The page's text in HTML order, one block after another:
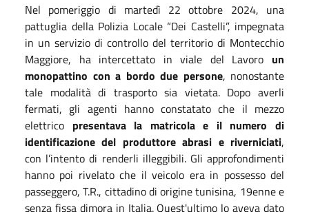
Nel pomeriggio di martedì 22 ottobre 2024, una
pattuglia della Polizia Locale “Dei Castelli”, impegnata
in un servizio di controllo del territorio di Montecchio
Maggiore, ha intercettato in viale del Lavoro un
monopattino con a bordo due persone, nonostante
tale modalità di trasporto sia vietata. Dopo averli
fermati, gli agenti hanno constatato che il mezzo
elettrico presentava la matricola e il numero di
identificazione del produttore abrasi e riverniciati,
con l’intento di renderli illeggibili. Gli approfondimenti
hanno poi rivelato che il veicolo era in possesso del
passeggero, T.R., cittadino di origine tunisina, 19enne e
senza fissa dimora in Italia. Quest'ultimo lo aveva dato